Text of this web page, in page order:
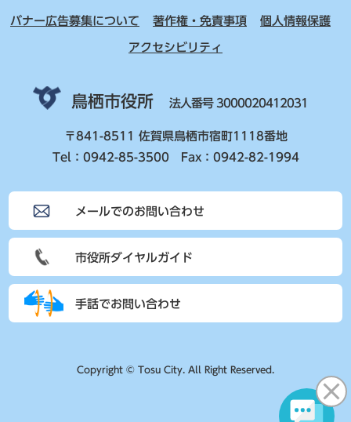
バナー広告募集について 著作権・免責事項 個人情報保護
アクセシビリティ
鳥栖市役所 法人番号 3000020412031
〒841-8511 佐賀県鳥栖市宿町1118番地
Tel：0942-85-3500 Fax：0942-82-1994
メールでのお問い合わせ
市役所ダイヤルガイド
手話でお問い合わせ
Copyright © Tosu City. All Right Reserved.